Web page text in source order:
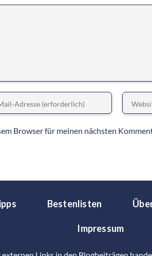
Browser für meinen nächsten
Bestenlisten
Impressum